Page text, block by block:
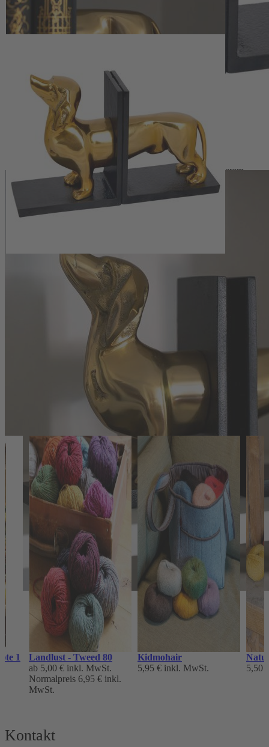
Stabile Ausführung aus Aluminium
Gefertigt aus Aluminium überzeugt die Buchstütze Dackel mit einer
stabilen, langlebigen Ausführung. Die kompakte Größe von etwa 27
x 19 cm ermöglicht den Einsatz auf schmalen Regalböden,
Sideboards oder in der Leseecke und macht sie zu einem vielseitigen
Mitbewohner im Bücherregal, nicht nur für Dackelfreunde. Der
massive Standfuß sorgt für sicheren Halt, sodass auch mehrere oder
größere Bücher zuverlässig gestützt werden.
Stabile Buchstütze Dackel aus Aluminium mit schwerem,
schwarzem Fuß
Zweiteilige Ausführung mit goldfarbenem Dackel –
dekorativer Akzent im Regal
Maße: ca. 27 x 19 cm
Fotos: DMM / L. Andresen (Fotos 1-4), PR Coppenrath (Foto 5)
Coppenrath Verlag GmbH &Co.KG
Das könnte Ihnen auch gefallen
1
Landlust - Tweed 80
ab 5,00 € inkl. MwSt.
Normalpreis 6,95 € inkl.
MwSt.
Kidmohair
5,95 € inkl. MwSt.
5,50
Kontakt